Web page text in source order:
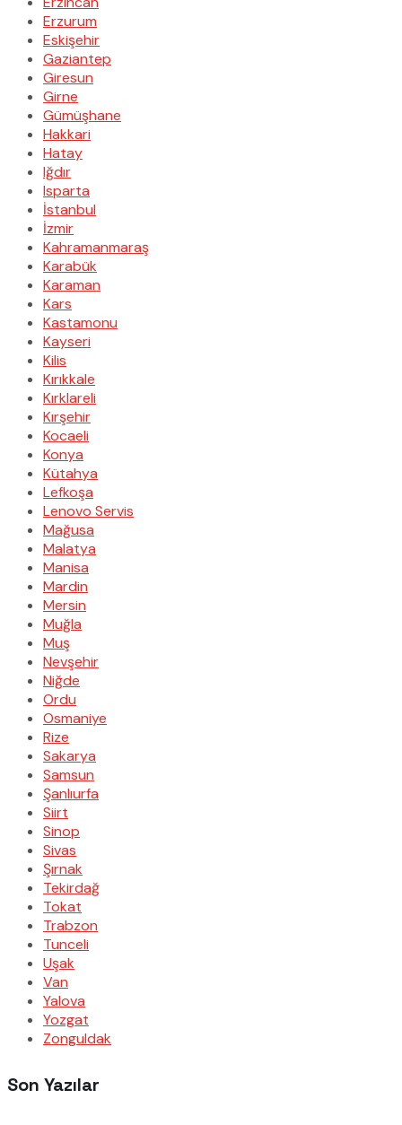
Erzurum
Eskişehir
Gaziantep
Giresun
Girne
Gümüşhane
Hakkari
Hatay
Iğdır
Isparta
İstanbul
İzmir
Kahramanmaraş
Karabük
Karaman
Kars
Kastamonu
Kayseri
Kilis
Kırıkkale
Kırklareli
Kırşehir
Kocaeli
Konya
Kütahya
Lefkoşa
Lenovo Servis
Mağusa
Malatya
Manisa
Mardin
Mersin
Muğla
Muş
Nevşehir
Niğde
Ordu
Osmaniye
Rize
Sakarya
Samsun
Şanlıurfa
Siirt
Sinop
Sivas
Şırnak
Tekirdağ
Tokat
Trabzon
Tunceli
Uşak
Van
Yalova
Yozgat
Zonguldak
Son Yazılar